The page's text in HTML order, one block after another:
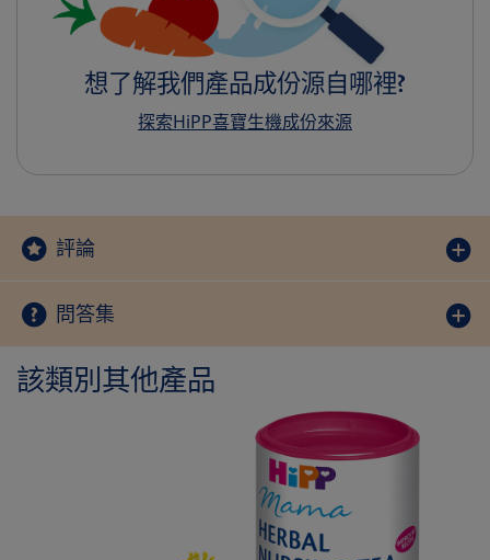
想了解我們產品成份源自哪裡?
探索HiPP喜寶生機成份來源
評論
問答集
該類別其他產品